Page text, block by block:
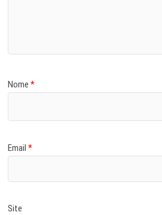
Nome*
Email*
Site